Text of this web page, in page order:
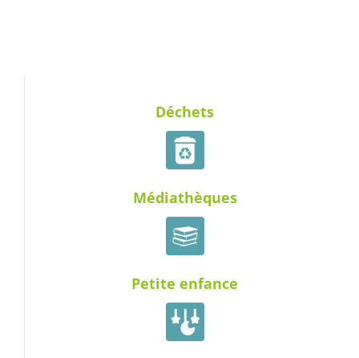
Déchets
Médiathèques
Petite enfance